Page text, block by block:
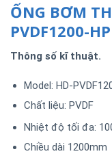
ỐNG BƠM
PVDF1200-HP
Thông số kĩ thuật.
Model: HD-
Chất liệu: PVDF
Nhiệt độ tối đa:
Chiều dài 1200mm